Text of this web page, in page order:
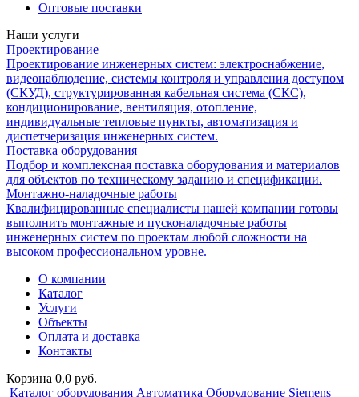
Оптовые поставки
Наши услуги
Проектирование
Проектирование инженерных систем: электроснабжение,
видеонаблюдение, системы контроля и управления доступом
(СКУД), структурированная кабельная система (СКС),
кондиционирование, вентиляция, отопление,
индивидуальные тепловые пункты, автоматизация и
диспетчеризация инженерных систем.
Поставка оборудования
Подбор и комплексная поставка оборудования и материалов
для объектов по техническому заданию и спецификации.
Монтажно-наладочные работы
Квалифицированные специалисты нашей компании готовы
выполнить монтажные и пусконаладочные работы
инженерных систем по проектам любой сложности на
высоком профессиональном уровне.
О компании
Каталог
Услуги
Объекты
Оплата и доставка
Контакты
Корзина 0,0 руб.
Каталог оборудования Автоматика Оборудование Siemens